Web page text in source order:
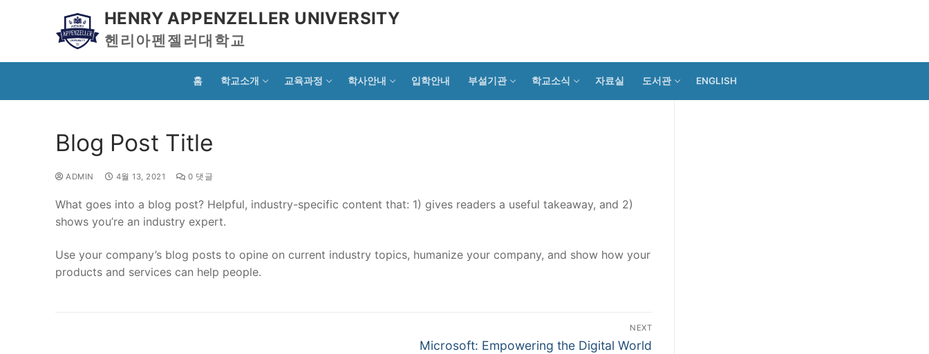
HENRY APPENZELLER UNIVERSITY
헨리아펜젤러대학교
홈 학교소개 교육과정 학사안내 입학안내 부설기관 학교소식 자료실 도서관 ENGLISH
Blog Post Title
ADMIN 4월 13, 2021 0 댓글
What goes into a blog post? Helpful, industry-specific content that: 1) gives readers a useful takeaway, and 2)
shows you’re an industry expert.
Use your company’s blog posts to opine on current industry topics, humanize your company, and show how your
products and services can help people.
NEXT
Microsoft: Empowering the Digital World